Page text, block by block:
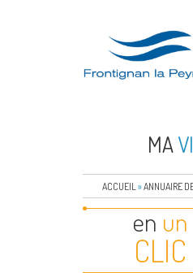
MA
ACCUEIL »ANNUAIRE
en un
CLIC